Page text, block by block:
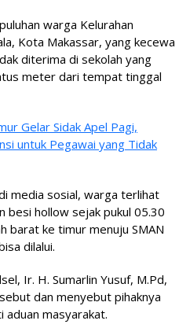
warga Kelurahan
Kota Makassar, yang kecewa
diterima di sekolah yang
meter dari tempat tinggal
Gelar Sidak Apel Pagi,
untuk Pegawai yang Tidak
media sosial, warga terlihat
besi hollow sejak pukul 05.30
barat ke timur menuju SMAN
dilalui.
Ir. H. Sumarlin Yusuf, M.Pd,
dan menyebut pihaknya
aduan masyarakat.